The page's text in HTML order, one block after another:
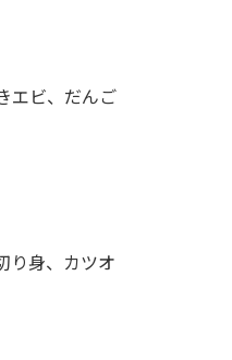
エビ、だんご
り身、カツオ